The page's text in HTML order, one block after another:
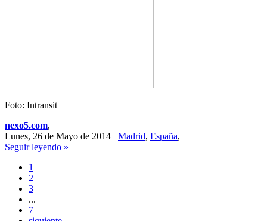
Foto: Intransit
nexo5.com,
Lunes, 26 de Mayo de 2014 Madrid, España,
Seguir leyendo »
1
2
3
...
7